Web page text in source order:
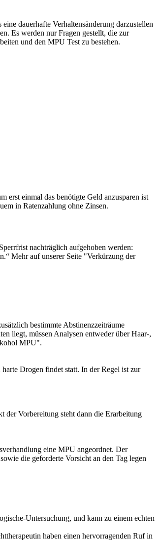
dauerhafte Verhaltensänderung darzustellen
Es werden nur Fragen gestellt, die zur
und den MPU Test zu bestehen.
erst einmal das benötigte Geld anzusparen ist
in Ratenzahlung ohne Zinsen.
nachträglich aufgehoben werden:
Mehr auf unserer Seite "Verkürzung der
bestimmte Abstinenzzeiträume
liegt, müssen Analysen entweder über Haar-,
MPU".
Drogen findet statt. In der Regel ist zur
der Vorbereitung steht dann die Erarbeitung
eine MPU angeordnet. Der
die geforderte Vorsicht an den Tag legen
Untersuchung, und kann zu einem echten
haben einen hervorragenden Ruf in